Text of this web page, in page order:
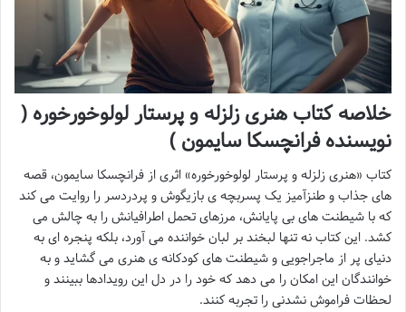
خلاصه کتاب هنری زلزله و پرستار لولوخورخوره (
نویسنده فرانچسکا سایمون )
کتاب «هنری زلزله و پرستار لولوخورخوره» اثری از فرانچسکا سایمون، قصه
های جذاب و طنزآمیز یک پسربچه ی بازیگوش و پردردسر را روایت می کند
که با شیطنت های بی پایانش، مرزهای تحمل اطرافیانش را به چالش می
کشد. این کتاب نه تنها لبخند بر لبان خواننده می آورد، بلکه پنجره ای به
دنیای پر از ماجراجویی و شیطنت های کودکانه ی هنری می گشاید و به
خوانندگان این امکان را می دهد که خود را در دل این رویدادها ببینند و
لحظات فراموش نشدنی را تجربه کنند.